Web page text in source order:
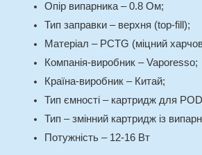
Опір випарника – 0.8 Ом;
Тип заправки – верхня (top-fill);
Матеріал – PCTG (міцний
Компанія-виробник – Vaporesso;
Країна-виробник – Китай;
Тип ємності – картридж для
Тип – змінний картридж із
Потужність – 12-16 Вт